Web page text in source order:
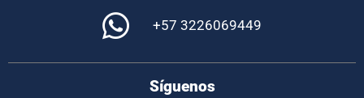
+57 3226069449
Síguenos